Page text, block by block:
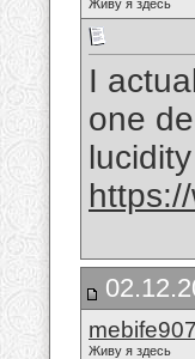
Живу я здесь
I
one
Живу я здесь